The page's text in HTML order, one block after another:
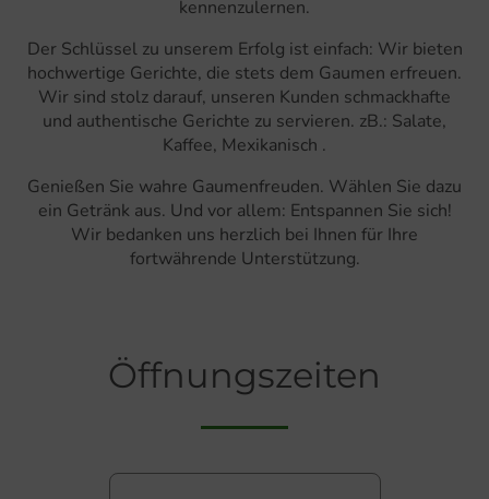
kennenzulernen.
Der Schlüssel zu unserem Erfolg ist einfach: Wir bieten
hochwertige Gerichte, die stets dem Gaumen erfreuen.
Wir sind stolz darauf, unseren Kunden schmackhafte
und authentische Gerichte zu servieren. zB.: Salate,
Kaffee, Mexikanisch .
Genießen Sie wahre Gaumenfreuden. Wählen Sie dazu
ein Getränk aus. Und vor allem: Entspannen Sie sich!
Wir bedanken uns herzlich bei Ihnen für Ihre
fortwährende Unterstützung.
Öffnungszeiten